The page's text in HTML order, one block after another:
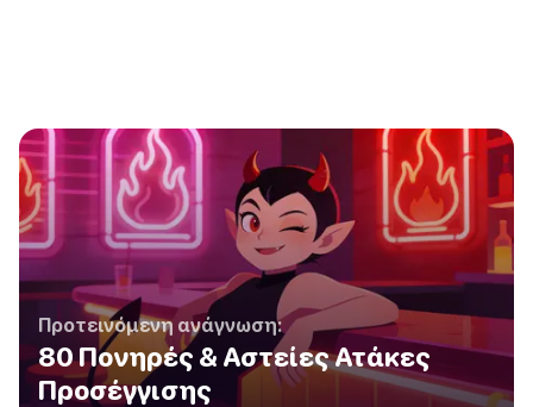
Προτεινόμενη ανάγνωση:
80 Πονηρές & Αστείες Ατάκες
Προσέγγισης